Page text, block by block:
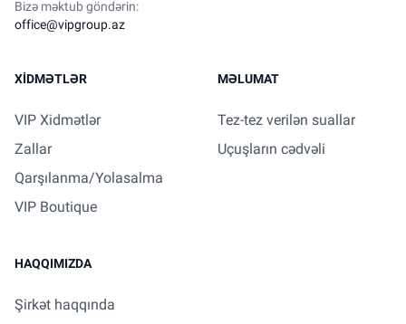
Bizə məktub göndərin:
office@vipgroup.az
XIDMƏTLƏR
VIP Xidmətlər
Zallar
Qarşılanma/Yolasalma
VIP Boutique
MƏLUMAT
Tez-tez verilən suallar
Uçuşların cədvəli
HAQQIMIZDA
Şirkət haqqında